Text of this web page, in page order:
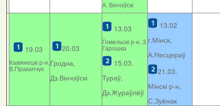
А. Вінчэўскі
19.03
Камянецкі р-н,
В.Пракапчук
20.03
Гродна,
Дз.Вінчэўскі
13.03
Гомельскі р-н, З.
Гарошка
15.03.
Тураў,
Дз.Жураўлёў
13.02
г.Мінск,
А.Несцераў
21.03.
Мінскі р-н,
С.Зуёнак